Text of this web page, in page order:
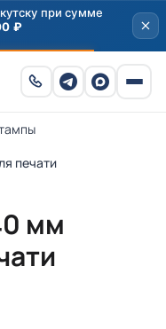
при сумме
₽
печати
мм